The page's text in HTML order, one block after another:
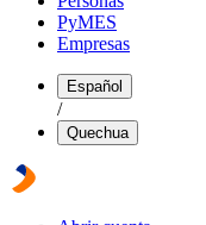
PyMES
Empresas
Español
/
Quechua